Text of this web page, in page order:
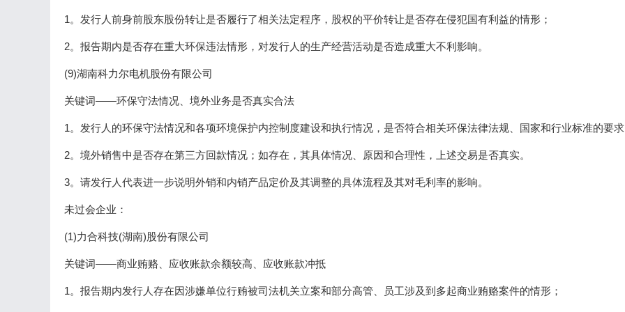
1。发行人前身前股东股份转让是否履行了相关法定程序，股权的平价转让是否存在侵犯国有利益的情形；
2。报告期内是否存在重大环保违法情形，对发行人的生产经营活动是否造成重大不利影响。
(9)湖南科力尔电机股份有限公司
关键词——环保守法情况、境外业务是否真实合法
1。发行人的环保守法情况和各项环境保护内控制度建设和执行情况，是否符合相关环保法律法规、国家和行业标准的要
2。境外销售中是否存在第三方回款情况；如存在，其具体情况、原因和合理性，上述交易是否真实。
3。请发行人代表进一步说明外销和内销产品定价及其调整的具体流程及其对毛利率的影响。
未过会企业：
(1)力合科技(湖南)股份有限公司
关键词——商业贿赂、应收账款余额较高、应收账款冲抵
1。报告期内发行人存在因涉嫌单位行贿被司法机关立案和部分高管、员工涉及到多起商业贿赂案件的情形；